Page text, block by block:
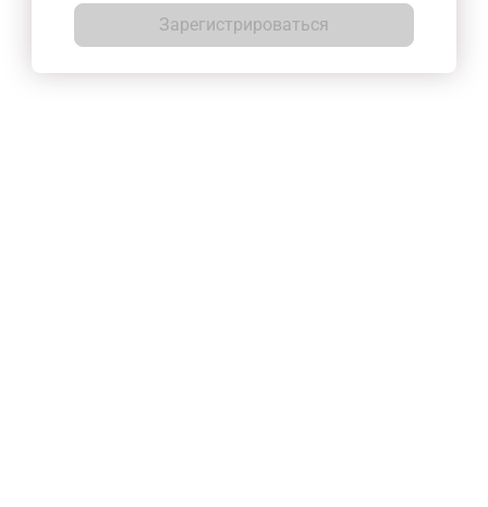
Зарегистрироваться